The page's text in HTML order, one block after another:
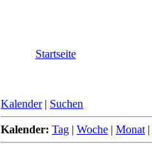
Startseite
Kalender | Suchen
Kalender: Tag | Woche | Monat |